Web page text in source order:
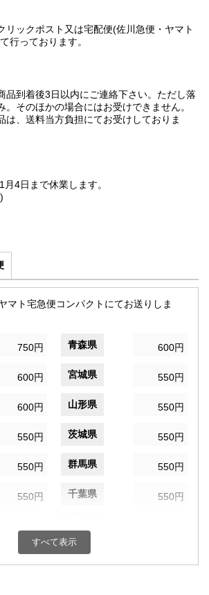
リックポスト又は宅配便(佐川急便・ヤマト
行っております。
品到着後3日以内にご連絡下さい。ただし落
。そのほかの場合にはお受けできません。
は、送料当方負担にてお受けしておりま
4日まで休業します。
マト宅急便コンパクトにてお送りしま
750円 青森県 600円
600円 宮城県 550円
600円 山形県 550円
550円 茨城県 550円
550円 群馬県 550円
550円 千葉県 550円
550円 富山県
すべて表示